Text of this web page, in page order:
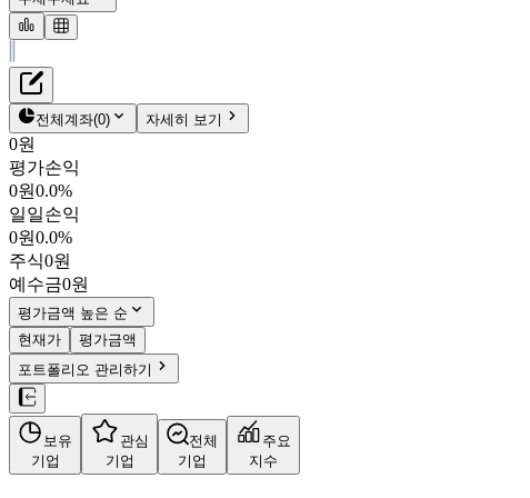
DN오토모티브
47,800원
007340
KOSPI
시가총액
PBR1.31
PER9.58
fPER 8.72
배당수익률2.09%
자사주비율11.53%
결산월12월
사업정보
더보기
재무정보
펀더멘탈
밸류에이션
주주환원
컨센서스
주식정보
전체계좌(0) 자세히 보기
0원
평가손익
0원0.0%
일일손익
0원0.0%
주식0원
예수금0원
평가금액 높은 순
현재가
평가금액
포트폴리오 관리하기
보유
기업
관심
기업
전체
기업
주요
지수